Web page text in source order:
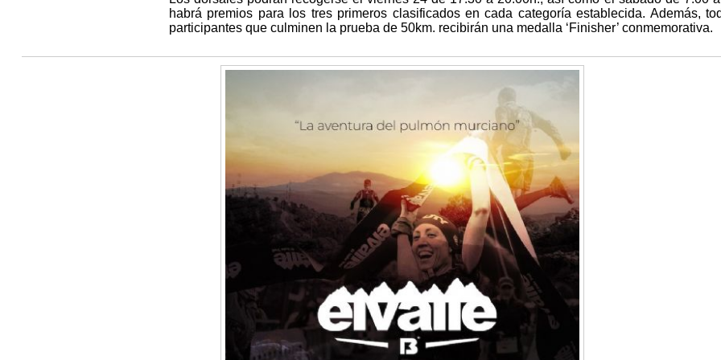
habrá premios para los tres primeros clasificados en cada categoría establecida. Además,
participantes que culminen la prueba de 50km. recibirán una medalla ‘Finisher’ conmemorativa.